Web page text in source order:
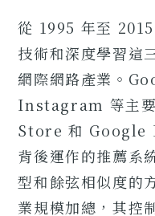
從 1995 年至
技術和深度學習這
網際網路產業。
Instagram 等主
Store 和 Google
背後運作的推薦系
型和餘弦相似度的
業規模加總，其控